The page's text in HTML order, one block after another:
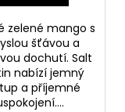
zelené mango s
šťávou a
dochutí. Salt
nabízí jemný
a příjemné